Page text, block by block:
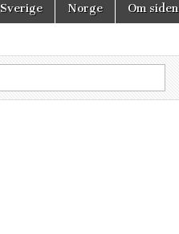
Sverige Norge Om siden